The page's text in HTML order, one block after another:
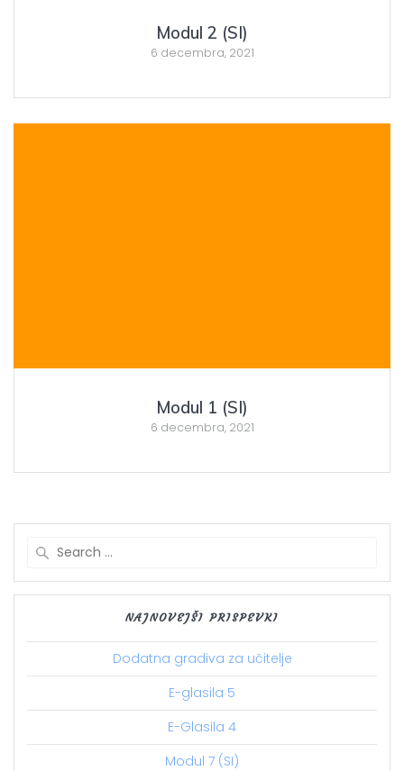
Modul 2 (SI)
6 decembra, 2021
Modul 1 (SI)
6 decembra, 2021
NAJNOVEJŠI PRISPEVKI
Dodatna gradiva za učitelje
E-glasila 5
E-Glasila 4
Modul 7 (SI)